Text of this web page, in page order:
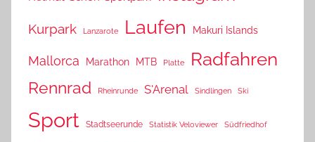
Kurpark Lanzarote Laufen Makuri Islands
Mallorca Marathon MTB Platte Radfahren
Rennrad Rheinrunde S'Arenal Sindlingen Ski
Sport Stadtseerunde Statistik Veloviewer Südfriedhof